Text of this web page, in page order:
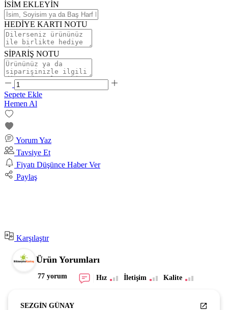
İSİM EKLEYİN
HEDİYE KARTI NOTU
SİPARİŞ NOTU
Sepete Ekle
Hemen Al
Yorum Yaz
Tavsiye Et
Fiyatı Düşünce Haber Ver
Paylaş
Karşılaştır
Ürün Yorumları
77 yorum Hız İletişim Kalite
SEZGİN GÜNAY